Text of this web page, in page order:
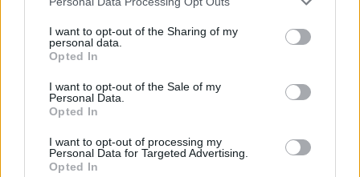
not limited to your visit or usage behaviour. You may click to
grant or deny consent to Google and its third-party tags to
use your data for below specified purposes in below Google
consent section.
I want to opt-out of the Sharing of my
personal data.
Opted In
I want to opt-out of the Sale of my
Personal Data.
Opted In
I want to opt-out of processing my
Personal Data for Targeted Advertising.
Opted In
ζωντανές τις παραδοσιακές τεχνικές και τις
αυθεντικές ναξιώτικες γεύσεις.Μέχρι που το 1990
ο κ. Κουφόπουλος
επόμενο βήμα και να δημιουργήσει στο Γαλανάδο
της Νάξου τη σύγχρονη
τεσσάρων γενεών.